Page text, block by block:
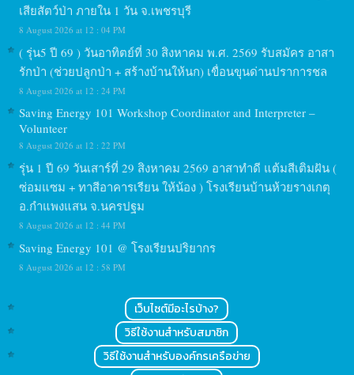
เสียสัตว์ป่า ภายใน 1 วัน จ.เพชรบุรี
8 August 2026 at 12 : 04 PM
( รุ่น5 ปี 69 ) วันอาทิตย์ที่ 30 สิงหาคม พ.ศ. 2569 รับสมัคร อาสา
รักป่า (ช่วยปลูกป่า + สร้างบ้านให้นก) เขื่อนขุนด่านปราการชล
8 August 2026 at 12 : 24 PM
Saving Energy 101 Workshop Coordinator and Interpreter –
Volunteer
8 August 2026 at 12 : 22 PM
รุ่น 1 ปี 69 วันเสาร์ที่ 29 สิงหาคม 2569 อาสาทำดี แต้มสีเติมฝัน (
ซ่อมแซม + ทาสีอาคารเรียน ให้น้อง ) โรงเรียนบ้านห้วยรางเกตุ
อ.กำแพงแสน จ.นครปฐม
8 August 2026 at 12 : 44 PM
Saving Energy 101 @ โรงเรียนปริยากร
8 August 2026 at 12 : 58 PM
เว็บไซต์มีอะไรบ้าง?
วิธีใช้งานสำหรับสมาชิก
วิธีใช้งานสำหรับองค์กรเครือข่าย